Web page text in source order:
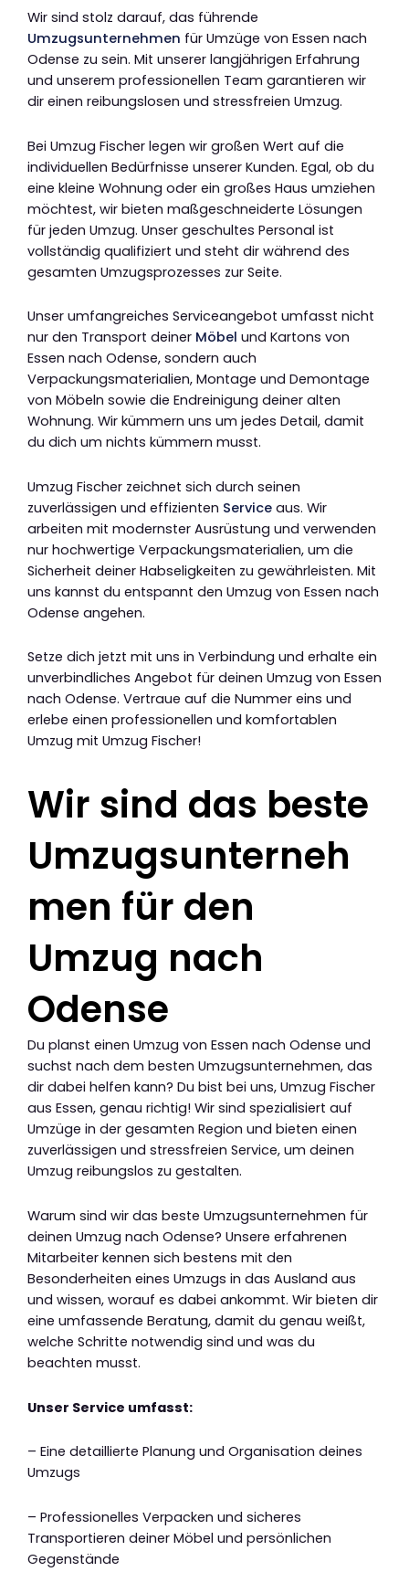
Wir sind stolz darauf, das führende
Umzugsunternehmen für Umzüge von Essen nach
Odense zu sein. Mit unserer langjährigen Erfahrung
und unserem professionellen Team garantieren wir
dir einen reibungslosen und stressfreien Umzug.
Bei Umzug Fischer legen wir großen Wert auf die
individuellen Bedürfnisse unserer Kunden. Egal, ob du
eine kleine Wohnung oder ein großes Haus umziehen
möchtest, wir bieten maßgeschneiderte Lösungen
für jeden Umzug. Unser geschultes Personal ist
vollständig qualifiziert und steht dir während des
gesamten Umzugsprozesses zur Seite.
Unser umfangreiches Serviceangebot umfasst nicht
nur den Transport deiner Möbel und Kartons von
Essen nach Odense, sondern auch
Verpackungsmaterialien, Montage und Demontage
von Möbeln sowie die Endreinigung deiner alten
Wohnung. Wir kümmern uns um jedes Detail, damit
du dich um nichts kümmern musst.
Umzug Fischer zeichnet sich durch seinen
zuverlässigen und effizienten Service aus. Wir
arbeiten mit modernster Ausrüstung und verwenden
nur hochwertige Verpackungsmaterialien, um die
Sicherheit deiner Habseligkeiten zu gewährleisten. Mit
uns kannst du entspannt den Umzug von Essen nach
Odense angehen.
Setze dich jetzt mit uns in Verbindung und erhalte ein
unverbindliches Angebot für deinen Umzug von Essen
nach Odense. Vertraue auf die Nummer eins und
erlebe einen professionellen und komfortablen
Umzug mit Umzug Fischer!
Wir sind das beste
Umzugsunterneh
men für den
Umzug nach
Odense
Du planst einen Umzug von Essen nach Odense und
suchst nach dem besten Umzugsunternehmen, das
dir dabei helfen kann? Du bist bei uns, Umzug Fischer
aus Essen, genau richtig! Wir sind spezialisiert auf
Umzüge in der gesamten Region und bieten einen
zuverlässigen und stressfreien Service, um deinen
Umzug reibungslos zu gestalten.
Warum sind wir das beste Umzugsunternehmen für
deinen Umzug nach Odense? Unsere erfahrenen
Mitarbeiter kennen sich bestens mit den
Besonderheiten eines Umzugs in das Ausland aus
und wissen, worauf es dabei ankommt. Wir bieten dir
eine umfassende Beratung, damit du genau weißt,
welche Schritte notwendig sind und was du
beachten musst.
Unser Service umfasst:
– Eine detaillierte Planung und Organisation deines
Umzugs
– Professionelles Verpacken und sicheres
Transportieren deiner Möbel und persönlichen
Gegenstände